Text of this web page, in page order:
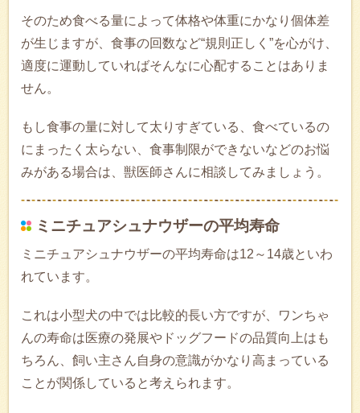
そのため食べる量によって体格や体重にかなり個体差
が生じますが、食事の回数など“規則正しく”を心がけ、
適度に運動していればそんなに心配することはありま
せん。
もし食事の量に対して太りすぎている、食べているの
にまったく太らない、食事制限ができないなどのお悩
みがある場合は、獣医師さんに相談してみましょう。
ミニチュアシュナウザーの平均寿命
ミニチュアシュナウザーの平均寿命は12～14歳といわ
れています。
これは小型犬の中では比較的長い方ですが、ワンちゃ
んの寿命は医療の発展やドッグフードの品質向上はも
ちろん、飼い主さん自身の意識がかなり高まっている
ことが関係していると考えられます。